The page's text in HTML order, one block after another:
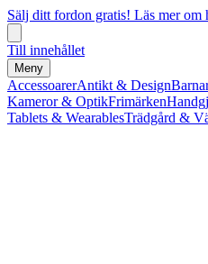
Sälj ditt fordon gratis! Läs mer om
Till innehållet
Meny
AccessoarerAntikt & Design
Kameror & OptikFrimärken
Tablets & WearablesTrädgård &